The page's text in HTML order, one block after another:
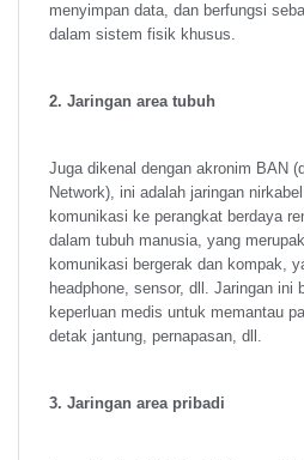
menyimpan data, dan berfungsi
dalam sistem fisik khusus.
2. Jaringan area tubuh
Juga dikenal dengan akronim BAN
Network), ini adalah jaringan
komunikasi ke perangkat berdaya
dalam tubuh manusia, yang
komunikasi bergerak dan kompak,
headphone, sensor, dll. Jaringan ini
keperluan medis untuk memantau
detak jantung, pernapasan, dll.
3. Jaringan area pribadi